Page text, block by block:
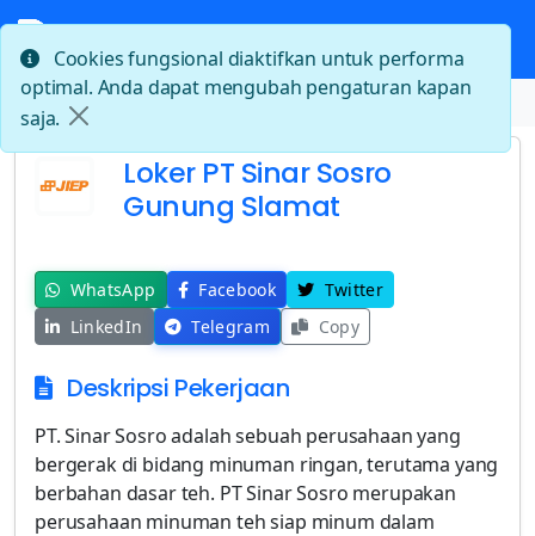
Beranda Loker PT Sinar Sosro Gunung Slamat
Loker PT Sinar Sosro
Gunung Slamat
WhatsApp Facebook
Twitter
LinkedIn
Telegram Copy
Deskripsi Pekerjaan
PT. Sinar Sosro adalah sebuah perusahaan yang
bergerak di bidang minuman ringan, terutama yang
berbahan dasar teh. PT Sinar Sosro merupakan
perusahaan minuman teh siap minum dalam
Cookies fungsional diaktifkan untuk performa
optimal. Anda dapat mengubah pengaturan kapan
saja.